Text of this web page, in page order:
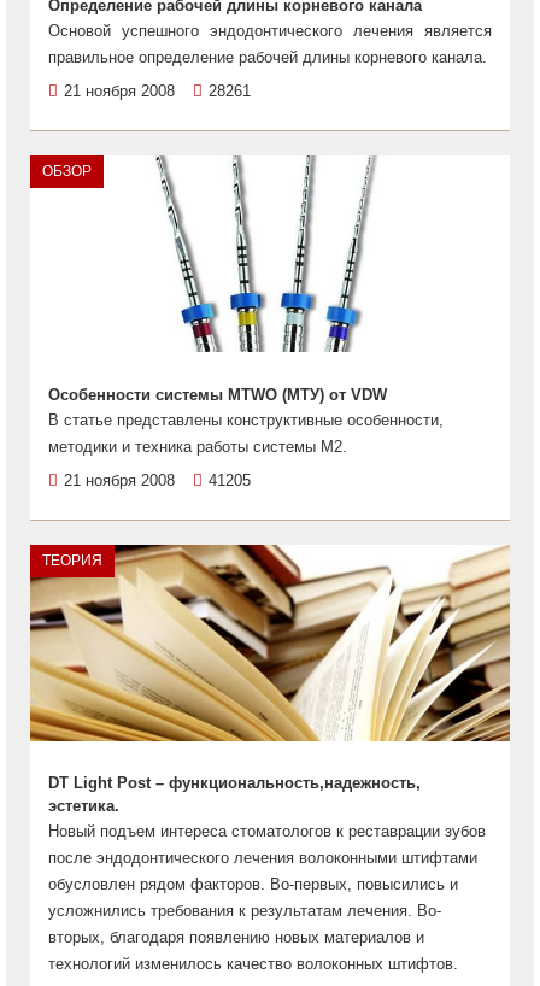
Определение рабочей длины корневого канала
Основой успешного эндодонтического лечения является
правильное определение рабочей длины корневого канала.
21 ноября 2008
28261
ОБЗОР
Особенности системы МTWO (МТУ) от VDW
В статье представлены конструктивные особенности,
методики и техника работы системы М2.
21 ноября 2008
41205
ТЕОРИЯ
DT Light Post – функциональность,надежность,
эстетика.
Новый подъем интереса стоматологов к реставрации зубов
после эндодонтического лечения волоконными штифтами
обусловлен рядом факторов. Во-первых, повысились и
усложнились требования к результатам лечения. Во-
вторых, благодаря появлению новых материалов и
технологий изменилось качество волоконных штифтов.